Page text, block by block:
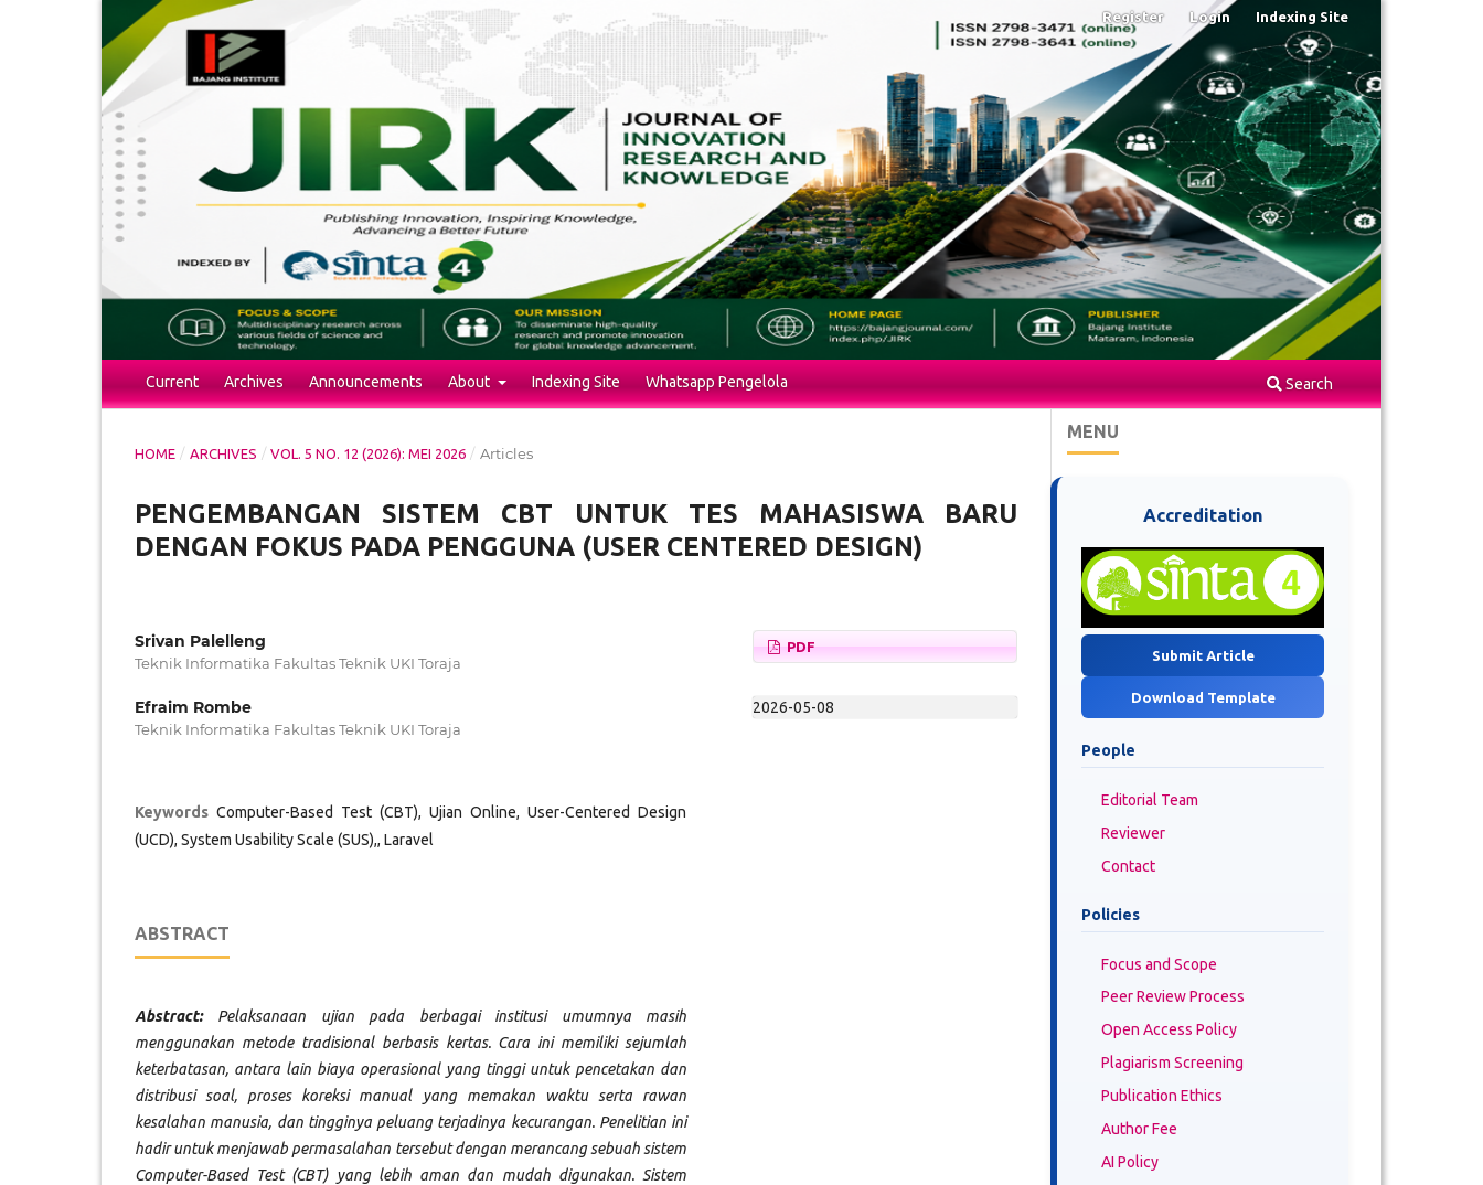
Current Archives Announcements About Indexing Site Whatsapp Pengelola Search
Register Login Indexing Site
HOME / ARCHIVES / VOL. 5 NO. 12 (2026): MEI 2026 / Articles
PENGEMBANGAN SISTEM CBT UNTUK TES MAHASISWA BARU
DENGAN FOKUS PADA PENGGUNA (USER CENTERED DESIGN)
Srivan Palelleng
Teknik Informatika Fakultas Teknik UKI Toraja
Efraim Rombe
Teknik Informatika Fakultas Teknik UKI Toraja
Keywords Computer-Based Test (CBT), Ujian Online, User-Centered Design
(UCD), System Usability Scale (SUS),, Laravel
ABSTRACT
Abstract: Pelaksanaan ujian pada berbagai institusi umumnya masih
menggunakan metode tradisional berbasis kertas. Cara ini memiliki sejumlah
keterbatasan, antara lain biaya operasional yang tinggi untuk pencetakan dan
distribusi soal, proses koreksi manual yang memakan waktu serta rawan
kesalahan manusia, dan tingginya peluang terjadinya kecurangan. Penelitian ini
hadir untuk menjawab permasalahan tersebut dengan merancang sebuah sistem
Computer-Based Test (CBT) yang lebih aman dan mudah digunakan. Sistem
PDF
2026-05-08
MENU
Accreditation
Submit Article
Download Template
People
Editorial Team
Reviewer
Contact
Policies
Focus and Scope
Peer Review Process
Open Access Policy
Plagiarism Screening
Publication Ethics
Author Fee
AI Policy